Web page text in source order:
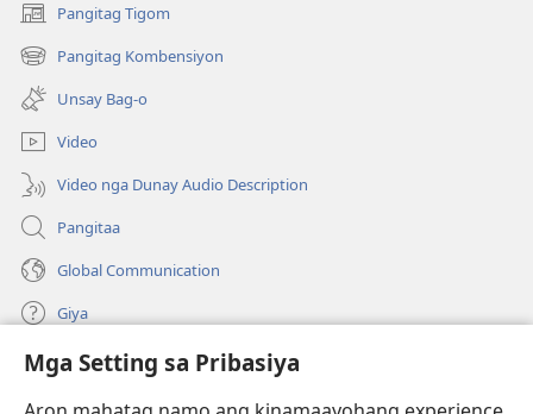
Mga Setting sa Pribasiya
Pangitag Tigom
(mo-
open
ug
bag-
ong
window)
Pangitag Kombensiyon
(mo-
open
ug
bag-
ong
window)
Unsay Bag-o
Video
Video nga Dunay Audio Description
Pangitaa
Global Communication
Giya
Donasyon
(mo-
open